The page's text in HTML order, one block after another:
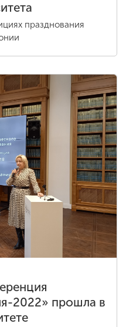
празднования
2022» прошла в